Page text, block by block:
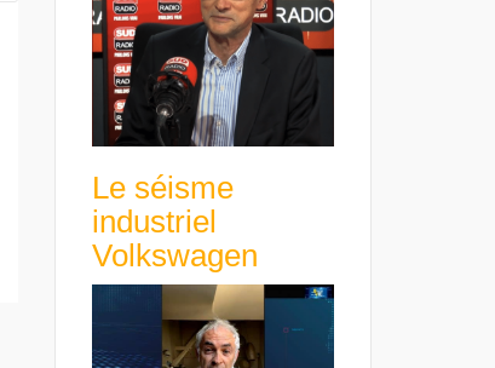
Le séisme
industriel
Volkswagen